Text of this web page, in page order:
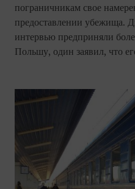
пограничникам свое
предоставлении убежища.
интервью предприняли
Польшу, один заявил, что